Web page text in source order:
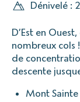
Dénivelé :
D’Est en
nombreux cols
de
descente
Mont